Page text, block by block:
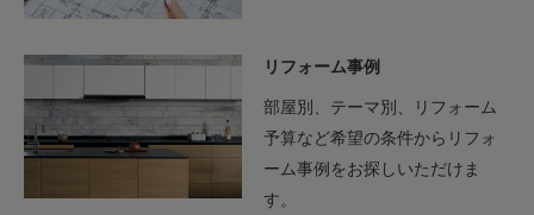
リフォーム事例
部屋別、テーマ別、リフォーム
予算など希望の条件からリフォ
ーム事例をお探しいただけま
す。